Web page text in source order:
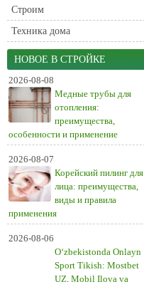
Строим
Техника дома
НОВОЕ В СТРОЙКЕ
2026-08-08
Медные трубы для
отопления:
преимущества,
особенности и применение
2026-08-07
Корейский пилинг для
лица: преимущества,
виды и правила
применения
2026-08-06
O‘zbekistonda Onlayn
Sport Tikish: Mostbet
UZ, Mobil Ilova va